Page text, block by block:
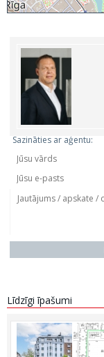
Sazināties ar aģentu:
Līdzīgi īpašumi